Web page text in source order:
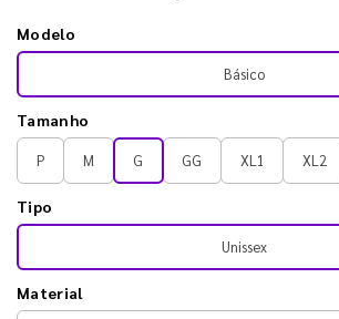
Modelo
Básico
Tamanho
P M G GG XL1 XL2
Tipo
Unissex
Material